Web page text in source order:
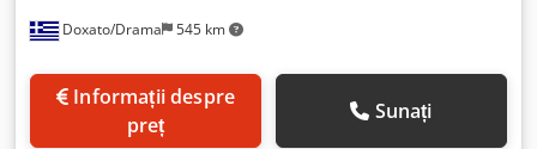
Doxato/Drama 545 km
preț
Sunați